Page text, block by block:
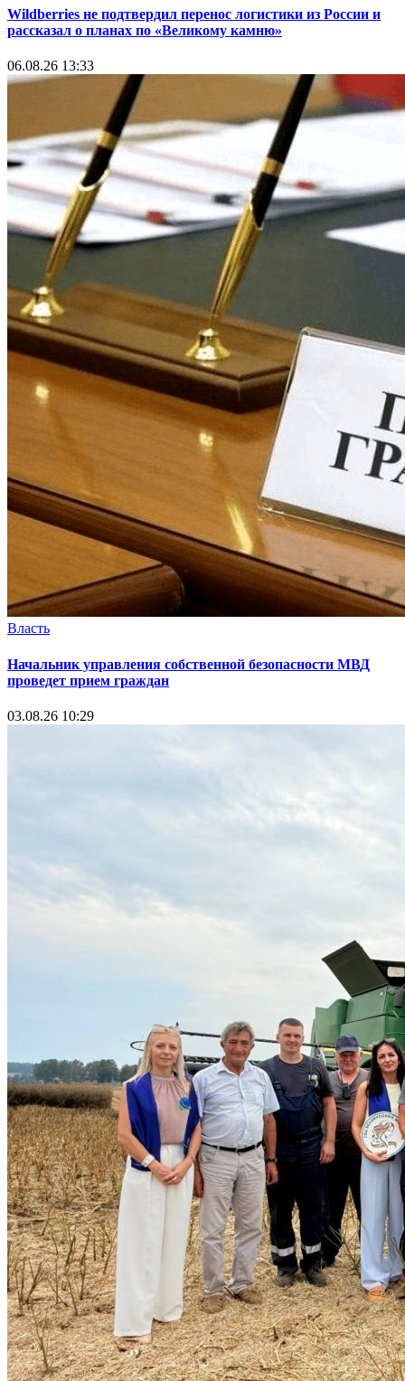
Wildberries не подтвердил перенос логистики из России и
рассказал о планах по «Великому камню»
06.08.26 13:33
Власть
Начальник управления собственной безопасности МВД
проведет прием граждан
03.08.26 10:29